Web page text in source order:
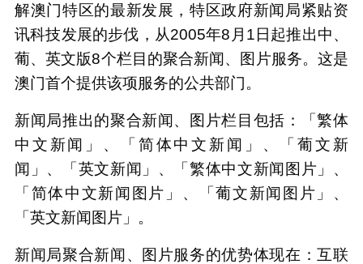
解澳门特区的最新发展，特区政府新闻局紧贴资
讯科技发展的步伐，从2005年8月1日起推出中、
葡、英文版8个栏目的聚合新闻、图片服务。这是
澳门首个提供该项服务的公共部门。
新闻局推出的聚合新闻、图片栏目包括：「繁体
中文新闻」、「简体中文新闻」、「葡文新
闻」、「英文新闻」、「繁体中文新闻图片」、
「简体中文新闻图片」、「葡文新闻图片」、
「英文新闻图片」。
新闻局聚合新闻、图片服务的优势体现在：互联